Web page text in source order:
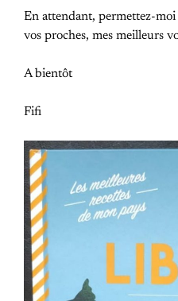
En attendant, permettez-moi
vos proches, mes meilleurs
A bientôt
Fifi